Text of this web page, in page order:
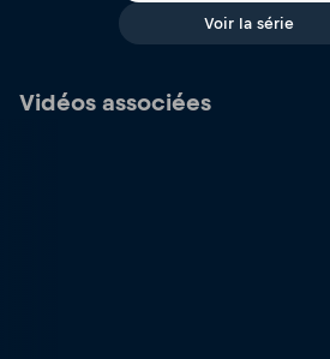
Voir la série
Vidéos associées